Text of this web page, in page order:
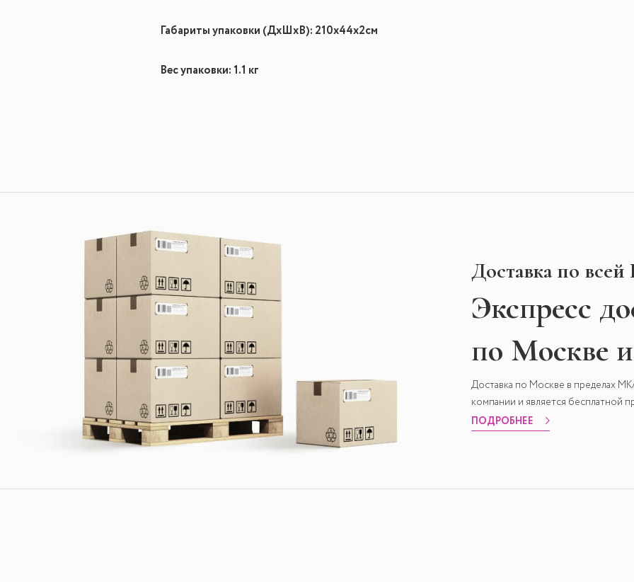
Габариты упаковки (ДхШхВ): 210x44x2см
Вес упаковки: 1.1 кг
Доставка по
Экспресс
по Москве
Доставка по Москве в пределах
компании и является бесплатной
ПОДРОБНЕЕ